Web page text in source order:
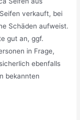
verkauft, bei
Schäden aufweist.
gut an, ggf.
in Frage,
ebenfalls
bekannten